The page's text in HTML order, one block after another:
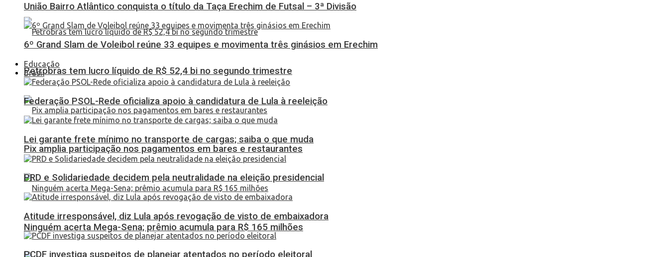
Petrobras tem lucro líquido de R$ 52,4 bi no segundo trimestre
Pix amplia participação nos pagamentos em bares e restaurantes
Ninguém acerta Mega-Sena; prêmio acumula para R$ 165 milhões
União Bairro Atlântico conquista o título da Taça Erechim de Futsal – 3ª Divisão
6º Grand Slam de Voleibol reúne 33 equipes e movimenta três ginásios em Erechim
Educação
Brasil
Federação PSOL-Rede oficializa apoio à candidatura de Lula à reeleição
Lei garante frete mínimo no transporte de cargas; saiba o que muda
PRD e Solidariedade decidem pela neutralidade na eleição presidencial
Atitude irresponsável, diz Lula após revogação de visto de embaixadora
PCDF investiga suspeitos de planejar atentados no período eleitoral